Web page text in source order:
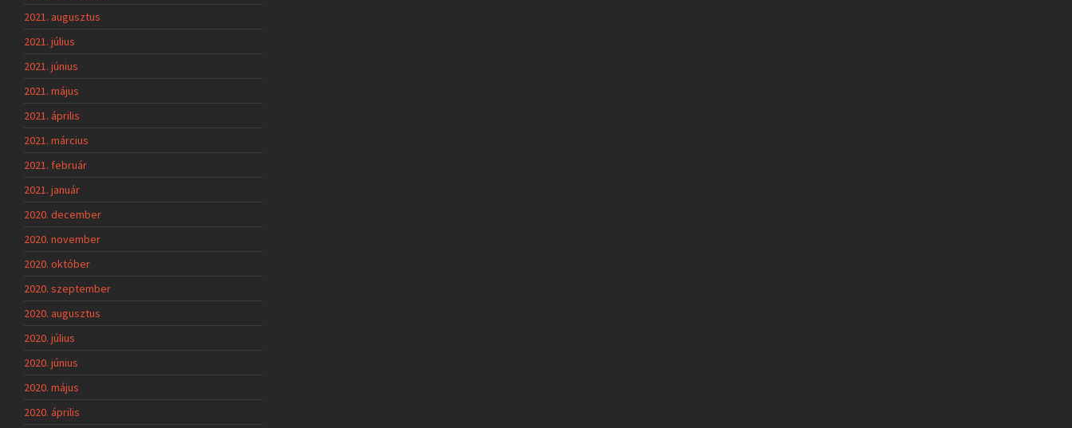
2021. augusztus
2021. július
2021. június
2021. május
2021. április
2021. március
2021. február
2021. január
2020. december
2020. november
2020. október
2020. szeptember
2020. augusztus
2020. július
2020. június
2020. május
2020. április